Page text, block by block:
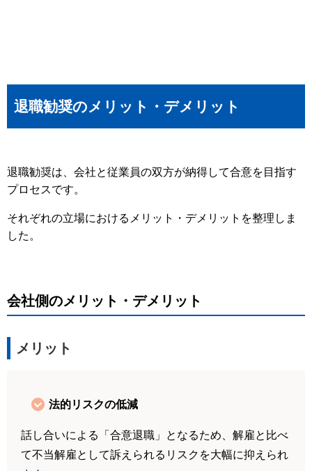
退職勧奨のメリット・デメリット
退職勧奨は、会社と従業員の双方が納得して合意を目指す
プロセスです。
それぞれの立場におけるメリット・デメリットを整理しま
した。
会社側のメリット・デメリット
メリット
法的リスクの低減
話し合いによる「合意退職」となるため、解雇と比べ
て不当解雇として訴えられるリスクを大幅に抑えられ